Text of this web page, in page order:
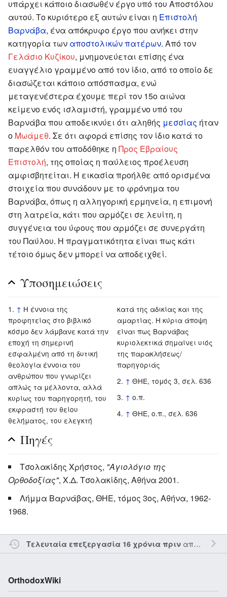
υπάρχει κάποιο διασωθέν έργο υπό του Αποστόλου
αυτού. Το κυριότερο εξ αυτών είναι η Επιστολή
Βαρνάβα, ένα απόκρυφο έργο που ανήκει στην
κατηγορία των αποστολικών πατέρων. Από τον
Γελάσιο Κυζίκου, μνημονεύεται επίσης ένα
ευαγγέλιο γραμμένο από τον ίδιο, από το οποίο δε
διασώζεται κάποιο απόσπασμα, ενώ
μεταγενέστερα έχουμε περί τον 15ο αιώνα
κείμενο ενός ισλαμιστή, γραμμένο υπό του
Βαρνάβα που αποδεικνύει ότι αληθής μεσσίας ήταν
ο Μωάμεθ. Σε ότι αφορά επίσης τον ίδιο κατά το
παρελθόν του αποδόθηκε η Προς Εβραίους
Επιστολή, της οποίας η παύλειος προέλευση
αμφισβητείται. Η εικασία προήλθε από ορισμένα
στοιχεία που συνάδουν με το φρόνημα του
Βαρνάβα, όπως η αλληγορική ερμηνεία, η επιμονή
στη λατρεία, κάτι που αρμόζει σε λευίτη, η
συγγένεια του ύφους που αρμόζει σε συνεργάτη
του Παύλου. Η πραγματικότητα είναι πως κάτι
τέτοιο όμως δεν μπορεί να αποδειχθεί.
Υποσημειώσεις
↑ Η έννοια της
προφητείας στο βιβλικό
κόσμο δεν λάμβανε κατά την
εποχή τη σημερινή
εσφαλμένη από τη δυτική
θεολογία έννοια του
ανθρώπου που γνωρίζει
απλώς τα μέλλοντα, αλλά
κυρίως του παρηγορητή, του
εκφραστή του θείου
θελήματος, του ελεγκτή
κατά της αδικίας και της
αμαρτίας. Η κύρια άποψη
είναι πως Βαρνάβας
κυριολεκτικά σημαίνει υιός
της παρακλήσεως/
παρηγοριάς
↑ ΘΗΕ, τομός 3, σελ. 636
↑ ο.π.
↑ ΘΗΕ, ο.π., σελ. 636
Πηγές
Τσολακίδης Χρήστος, "Αγιολόγιο της
Ορθοδοξίας", Χ.Δ. Τσολακίδης, Αθήνα 2001.
Λήμμα Βαρνάβας, ΘΗΕ, τόμος 3ος, Αθήνα, 1962-
1968.
Τελευταία επεξεργασία 16 χρόνια πριναπό τον την
OrthodoxWiki